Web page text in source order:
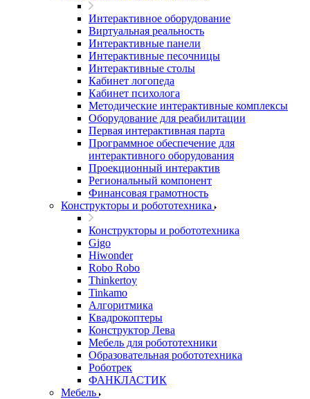
Интерактивное оборудование
Виртуальная реальность
Интерактивные панели
Интерактивные песочницы
Интерактивные столы
Кабинет логопеда
Кабинет психолога
Методические интерактивные комплексы
Оборудование для реабилитации
Первая интерактивная парта
Программное обеспечение для
интерактивного оборудования
Проекционный интерактив
Региональный компонент
Финансовая грамотность
Конструкторы и робототехника
Конструкторы и робототехника
Gigo
Hiwonder
Robo Robo
Thinkertoy
Tinkamo
Алгоритмика
Квадрокоптеры
Конструктор Лева
Мебель для робототехники
Образовательная робототехника
Роботрек
ФАНКЛАСТИК
Мебель